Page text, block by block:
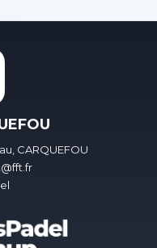
CARQUEFOU